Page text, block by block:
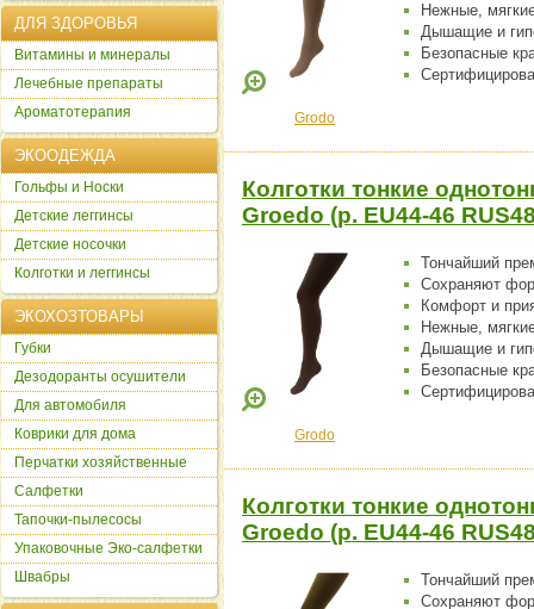
Нежные,
Дышащие и
Безопасные
Grodo
Колготки тонкие
Groedo (р. EU44-46
Тончайший
Сохраняют
Комфорт и
Нежные,
Дышащие и
Безопасные
Grodo
Колготки тонкие
Groedo (р. EU44-46
Тончайший
Сохраняют
ДЛЯ ЗДОРОВЬЯ
Витамины и минералы
Лечебные препараты
Ароматотерапия
ЭКООДЕЖДА
Гольфы и Носки
Детские леггинсы
Детские носочки
Колготки и леггинсы
ЭКОХОЗТОВАРЫ
Губки
Дезодоранты осушители
Для автомобиля
Коврики для дома
Перчатки хозяйственные
Салфетки
Тапочки-пылесосы
Упаковочные Эко-салфетки
Швабры